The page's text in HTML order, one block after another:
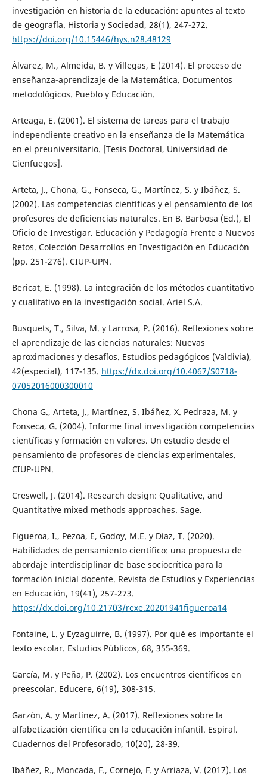
investigación en historia de la educación: apuntes al texto
de geografía. Historia y Sociedad, 28(1), 247-272.
https://doi.org/10.15446/hys.n28.48129
Álvarez, M., Almeida, B. y Villegas, E (2014). El proceso de
enseñanza-aprendizaje de la Matemática. Documentos
metodológicos. Pueblo y Educación.
Arteaga, E. (2001). El sistema de tareas para el trabajo
independiente creativo en la enseñanza de la Matemática
en el preuniversitario. [Tesis Doctoral, Universidad de
Cienfuegos].
Arteta, J., Chona, G., Fonseca, G., Martínez, S. y Ibáñez, S.
(2002). Las competencias científicas y el pensamiento de los
profesores de deficiencias naturales. En B. Barbosa (Ed.), El
Oficio de Investigar. Educación y Pedagogía Frente a Nuevos
Retos. Colección Desarrollos en Investigación en Educación
(pp. 251-276). CIUP-UPN.
Bericat, E. (1998). La integración de los métodos cuantitativo
y cualitativo en la investigación social. Ariel S.A.
Busquets, T., Silva, M. y Larrosa, P. (2016). Reflexiones sobre
el aprendizaje de las ciencias naturales: Nuevas
aproximaciones y desafíos. Estudios pedagógicos (Valdivia),
42(especial), 117-135. https://dx.doi.org/10.4067/S0718-
07052016000300010
Chona G., Arteta, J., Martínez, S. Ibáñez, X. Pedraza, M. y
Fonseca, G. (2004). Informe final investigación competencias
científicas y formación en valores. Un estudio desde el
pensamiento de profesores de ciencias experimentales.
CIUP-UPN.
Creswell, J. (2014). Research design: Qualitative, and
Quantitative mixed methods approaches. Sage.
Figueroa, I., Pezoa, E, Godoy, M.E. y Díaz, T. (2020).
Habilidades de pensamiento científico: una propuesta de
abordaje interdisciplinar de base sociocrítica para la
formación inicial docente. Revista de Estudios y Experiencias
en Educación, 19(41), 257-273.
https://dx.doi.org/10.21703/rexe.20201941figueroa14
Fontaine, L. y Eyzaguirre, B. (1997). Por qué es importante el
texto escolar. Estudios Públicos, 68, 355-369.
García, M. y Peña, P. (2002). Los encuentros científicos en
preescolar. Educere, 6(19), 308-315.
Garzón, A. y Martínez, A. (2017). Reflexiones sobre la
alfabetización científica en la educación infantil. Espiral.
Cuadernos del Profesorado, 10(20), 28-39.
Ibáñez, R., Moncada, F., Cornejo, F. y Arriaza, V. (2017). Los